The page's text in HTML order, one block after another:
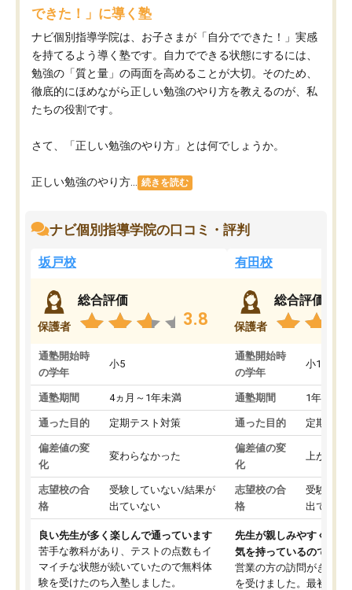
できた！」に導く塾
ナビ個別指導学院は、お子さまが「自分でできた！」実感
を持てるよう導く塾です。自力でできる状態にするには、
勉強の「質と量」の両面を高めることが大切。そのため、
徹底的にほめながら正しい勉強のやり方を教えるのが、私
たちの役割です。
さて、「正しい勉強のやり方」とは何でしょうか。
正しい勉強のやり方... 続きを読む
ナビ個別指導学院の口コミ・評判
坂戸校
保護者
総合評価
3.8
通塾開始時
の学年
小5
通塾期間 4ヵ月～1年未満
通った目的 定期テスト対策
偏差値の変
化
変わらなかった
志望校の合
格
受験していない/結果が
出ていない
良い先生が多く楽しんで通っています
苦手な教科があり、テストの点数もイ
マイチな状態が続いていたので無料体
験を受けたのち入塾しました。
有田校
保護者
総合評価
通塾開始時
の学年
小1
通塾期間 1年以上
通った目的 定期テス
偏差値の変
化
上がった
志望校の合
格
受験して
出ていな
先生が親しみやすく勉強
気を持っているので安心
営業の方の訪問がきっか
を受けました。最初は続